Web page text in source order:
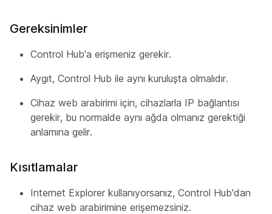
Gereksinimler
Control Hub'a erişmeniz gerekir.
Aygıt, Control Hub ile aynı kuruluşta olmalıdır.
Cihaz web arabirimi için, cihazlarla IP bağlantısı
gerekir, bu normalde aynı ağda olmanız gerektiği
anlamına gelir.
Kısıtlamalar
Internet Explorer kullanıyorsanız, Control Hub'dan
cihaz web arabirimine erişemezsiniz.